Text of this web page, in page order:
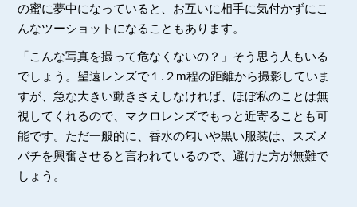
の蜜に夢中になっていると、お互いに相手に気付かずにこ
んなツーショットになることもあります。
「こんな写真を撮って危なくないの？」そう思う人もいる
でしょう。望遠レンズで１.２m程の距離から撮影していま
すが、急な大きい動きさえしなければ、ほぼ私のことは無
視してくれるので、マクロレンズでもっと近寄ることも可
能です。ただ一般的に、香水の匂いや黒い服装は、スズメ
バチを興奮させると言われているので、避けた方が無難で
しょう。